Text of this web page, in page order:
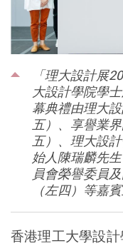
「理大設計展
大設計學院學
幕典禮由理大
五）、享譽業
五）、理大設
始人陳瑞麟先
員會榮譽委員
（左四）等嘉賓
香港理工大學設